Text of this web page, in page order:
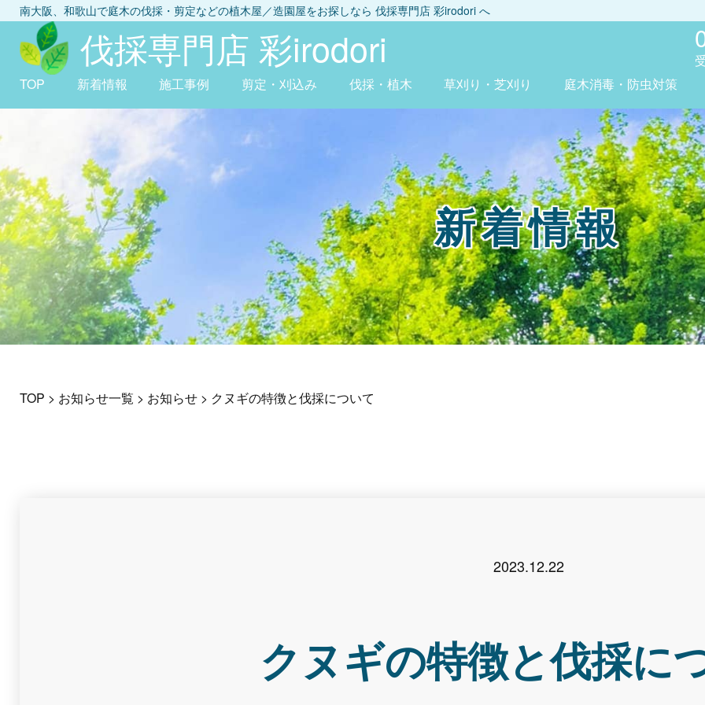
南大阪、和歌山で庭木の伐採・剪定などの植木屋／造園屋をお探しなら 伐採専門店 彩irodori へ
伐採専門店 彩irodori
TOP
新着情報 施工事例 剪定・刈込み 伐採・植木 草刈り・芝刈り 庭木消毒・防虫対策
新着情報
TOP > お知らせ一覧 > お知らせ > クヌギの特徴と伐採について
2023.12.22
クヌギの特徴と伐採に